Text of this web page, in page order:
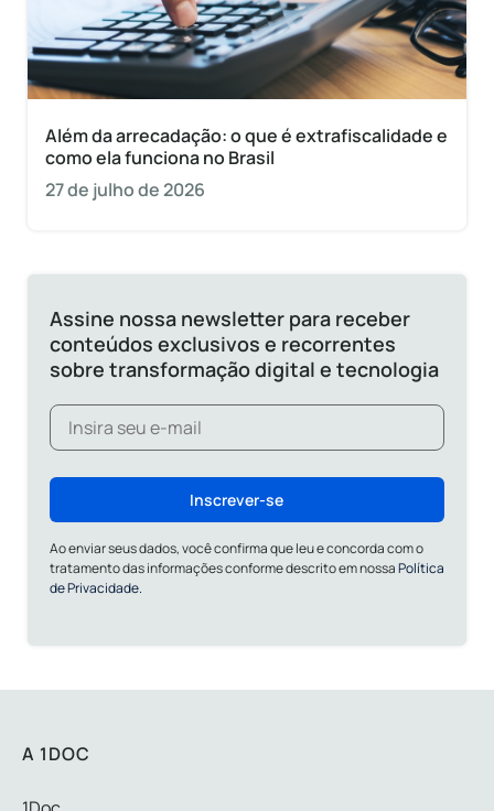
Além da arrecadação: o que é extrafiscalidade e
como ela funciona no Brasil
27 de julho de 2026
Assine nossa newsletter para receber
conteúdos exclusivos e recorrentes
sobre transformação digital e tecnologia
Inscrever-se
Ao enviar seus dados, você confirma que leu e concorda com o
tratamento das informações conforme descrito em nossaPolítica
de Privacidade.
A 1DOC